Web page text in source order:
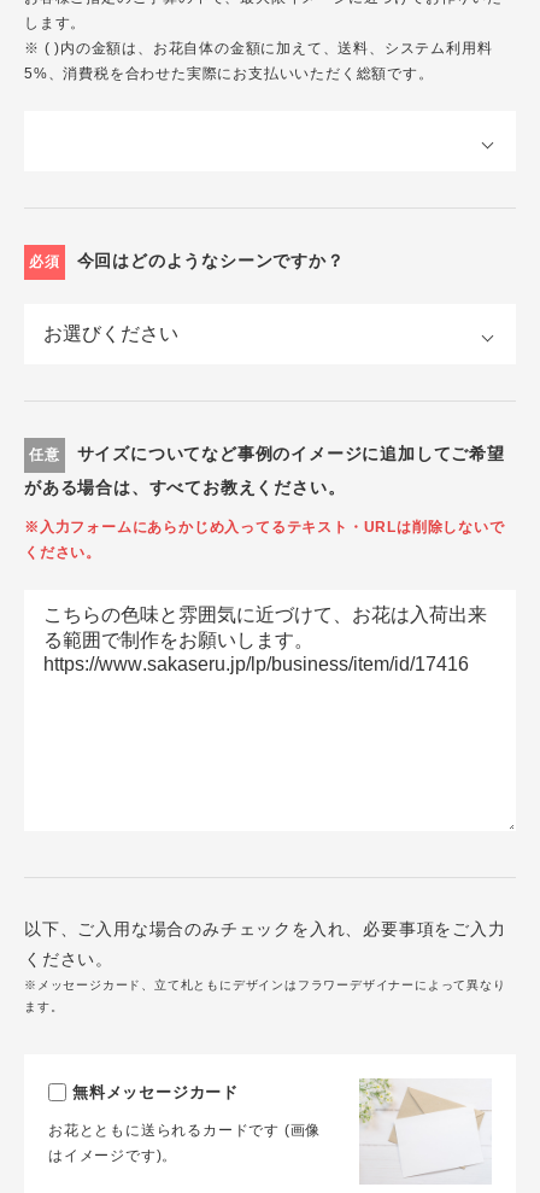
します。
※ ( )内の金額は、お花自体の金額に加えて、送料、システム利用料
5%、消費税を合わせた実際にお支払いいただく総額です。
必須 今回はどのようなシーンですか？
任意
サイズについてなど事例のイメージに追加してご希望
がある場合は、すべてお教えください。
※入力フォームにあらかじめ入ってるテキスト・URLは削除しないで
ください。
以下、ご入用な場合のみチェックを入れ、必要事項をご入力
ください。
※メッセージカード、立て札ともにデザインはフラワーデザイナーによって異なり
ます。
無料メッセージカード
お花とともに送られるカードです (画像
はイメージです)。